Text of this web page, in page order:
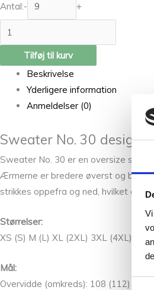
Antal:- +
Tilføj til kurv
Beskrivelse
Yderligere information
Anmeldelser (0)
Sweater No. 30
Sweater No. 30 er en oversize
Ærmerne er bredere øverst og bliver
strikkes oppefra og ned, hvilket
Størrelser:
XS (S) M (L) XL (2XL) 3XL (4XL)
Mål:
Overvidde (omkreds): 108 (112) 121